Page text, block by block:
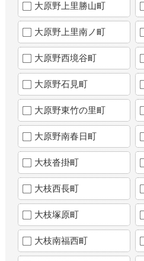
大原野上里勝山町
大原野上里南ノ町
大原野西境谷町
大原野石見町
大原野東竹の里町
大原野南春日町
大枝沓掛町
大枝西長町
大枝塚原町
大枝南福西町